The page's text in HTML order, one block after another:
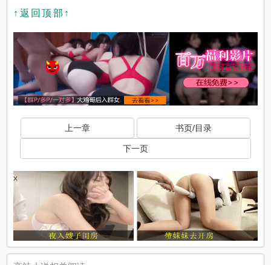
↑返回顶部↑
x
上一章 书页/目录
下一页
x